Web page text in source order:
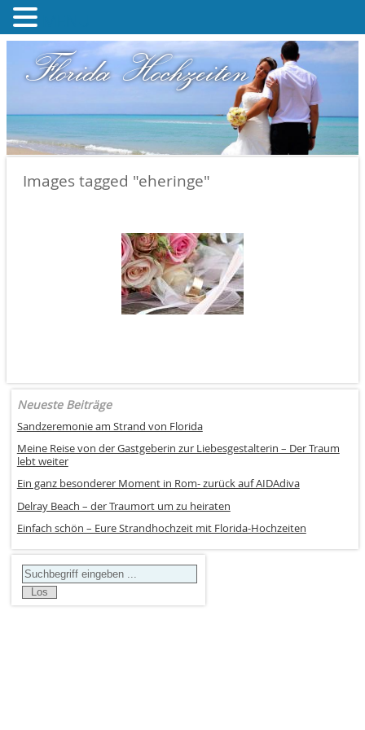
Florida Hochzeiten
Images tagged "eheringe"
Neueste Beiträge
Sandzeremonie am Strand von Florida
Meine Reise von der Gastgeberin zur Liebesgestalterin – Der Traum
lebt weiter
Ein ganz besonderer Moment in Rom- zurück auf AIDAdiva
Delray Beach – der Traumort um zu heiraten
Einfach schön – Eure Strandhochzeit mit Florida-Hochzeiten
Search